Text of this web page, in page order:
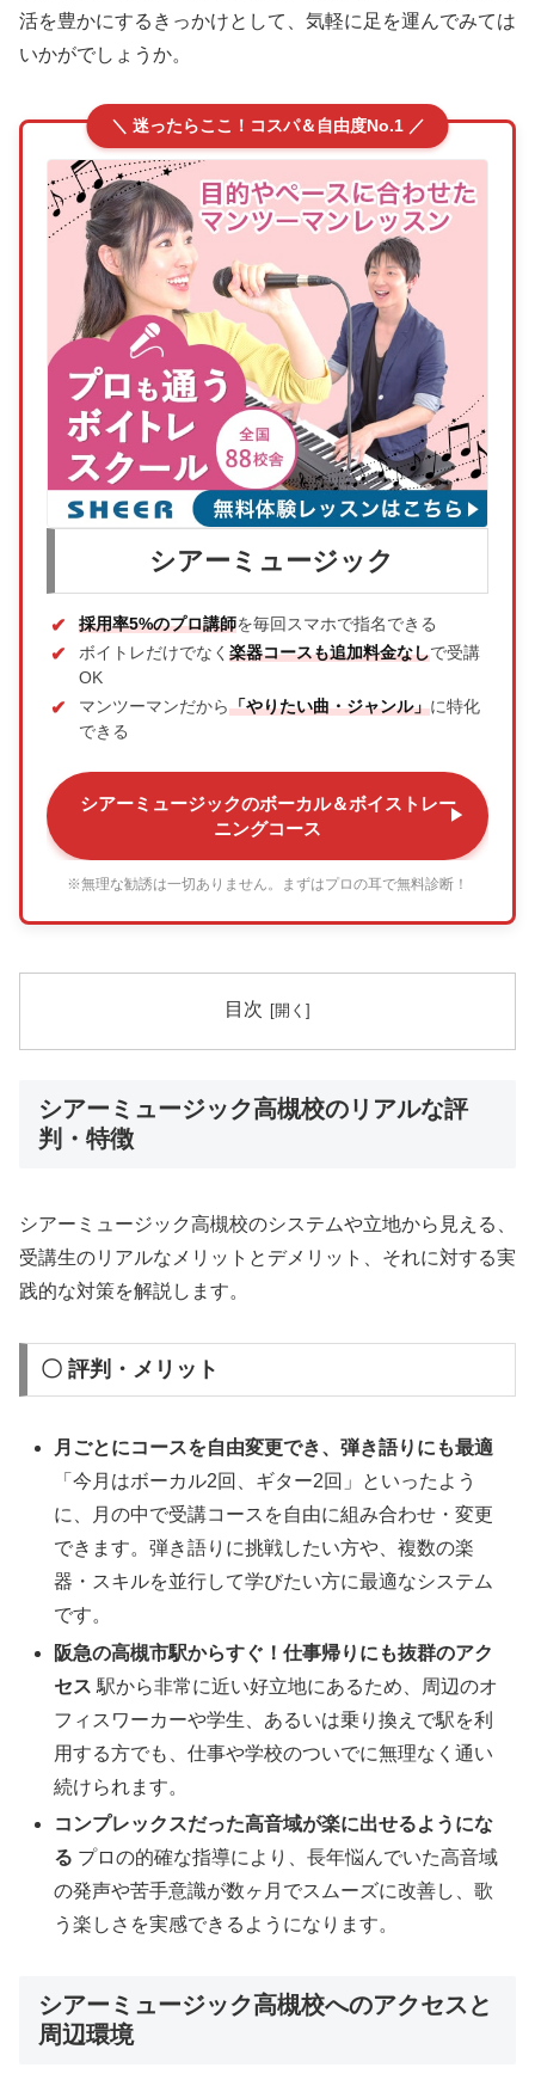
活を豊かにするきっかけとして、気軽に足を運んでみては
いかがでしょうか。
＼ 迷ったらここ！コスパ＆自由度No.1 ／
シアーミュージック
採用率5%のプロ講師を毎回スマホで指名できる
ボイトレだけでなく 楽器コースも追加料金なしで受講
OK
マンツーマンだから「やりたい曲・ジャンル」に特化
できる
シアーミュージックのボーカル＆ボイストレー
ニングコース
※無理な勧誘は一切ありません。まずはプロの耳で無料診断！
目次
シアーミュージック高槻校のリアルな評
判・特徴
シアーミュージック高槻校のシステムや立地から見える、
受講生のリアルなメリットとデメリット、それに対する実
践的な対策を解説します。
〇 評判・メリット
月ごとにコースを自由変更でき、弾き語りにも最適
「今月はボーカル2回、ギター2回」といったよう
に、月の中で受講コースを自由に組み合わせ・変更
できます。弾き語りに挑戦したい方や、複数の楽
器・スキルを並行して学びたい方に最適なシステム
です。
阪急の高槻市駅からすぐ！仕事帰りにも抜群のアク
セス 駅から非常に近い好立地にあるため、周辺のオ
フィスワーカーや学生、あるいは乗り換えで駅を利
用する方でも、仕事や学校のついでに無理なく通い
続けられます。
コンプレックスだった高音域が楽に出せるようにな
る プロの的確な指導により、長年悩んでいた高音域
の発声や苦手意識が数ヶ月でスムーズに改善し、歌
う楽しさを実感できるようになります。
シアーミュージック高槻校へのアクセスと
周辺環境